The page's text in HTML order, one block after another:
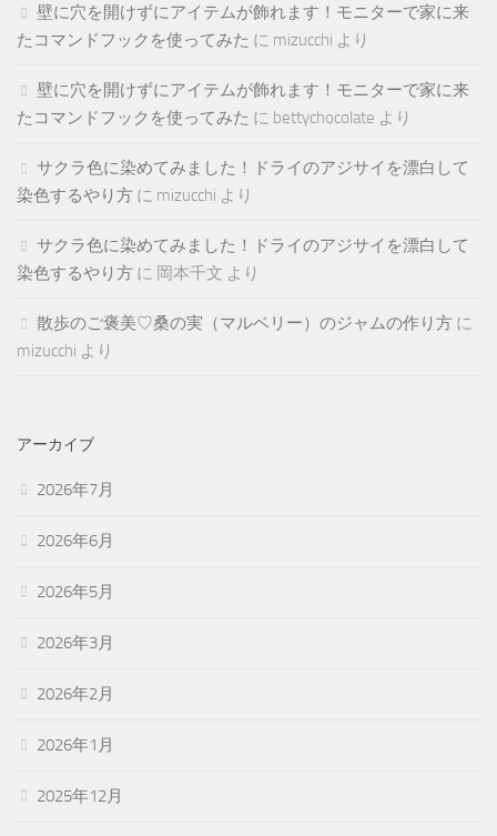
壁に穴を開けずにアイテムが飾れます！モニターで家に来
たコマンドフックを使ってみた に mizucchi より
壁に穴を開けずにアイテムが飾れます！モニターで家に来
たコマンドフックを使ってみた に bettychocolate より
サクラ色に染めてみました！ドライのアジサイを漂白して
染色するやり方 に mizucchi より
サクラ色に染めてみました！ドライのアジサイを漂白して
染色するやり方 に 岡本千文 より
散歩のご褒美♡桑の実（マルベリー）のジャムの作り方 に
mizucchi より
アーカイブ
2026年7月
2026年6月
2026年5月
2026年3月
2026年2月
2026年1月
2025年12月